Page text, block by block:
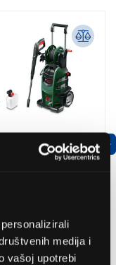
medija i
vašoj upotrebi
160
perač
EUR